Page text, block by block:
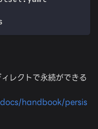
レクトで永続ができる
handbook/persis